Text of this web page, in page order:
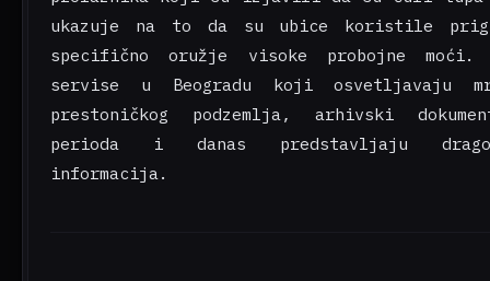
ukazuje na to da su ubice koristile
specifično oružje visoke probojne
servise u Beogradu koji osvetljavaju
prestoničkog podzemlja, arhivski
perioda i danas predstavljaju
informacija.